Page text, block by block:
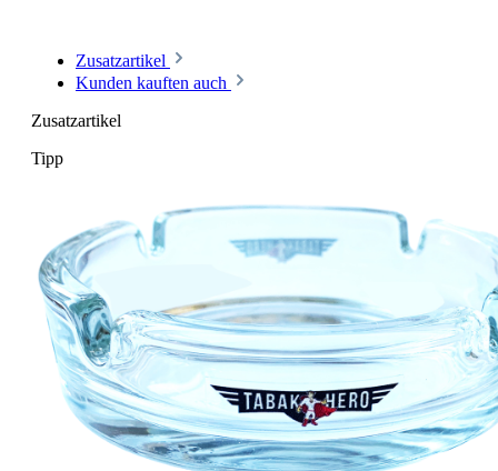
Zusatzartikel
Kunden kauften auch
Zusatzartikel
Tipp